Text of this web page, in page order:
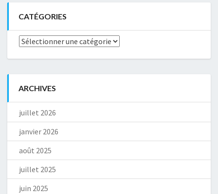
CATÉGORIES
Catégories
ARCHIVES
juillet 2026
janvier 2026
août 2025
juillet 2025
juin 2025